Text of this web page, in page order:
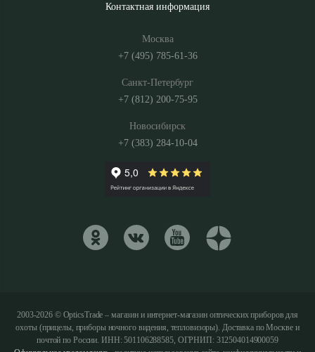
Контактная информация
Москва
+7 (495) 785-61-36
Санкт-Петербург
+7 (812) 200-75-95
Новосибирск
+7 (383) 284-10-04
2003-2026 © OpticsTrade – магазин и интернет-магазин оптических приборов для
охоты (прицелы, приборы ночного видения, тепловизоры). Доставка по Москве и
почтой по России. ИНН: 501106288585, ОГРНИП: 312504014900059